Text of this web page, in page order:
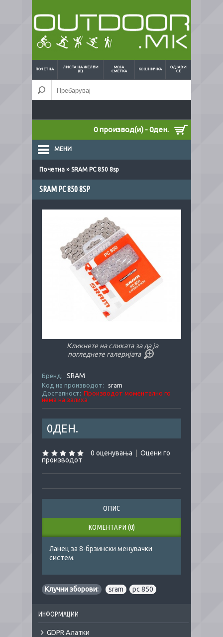
ПОЧЕТНА
ЛИСТА НА ЖЕЛБИ
(0)
МОЈА
СМЕТКА
КОШНИЧКА
ОДЈАВИ
СЕ
0 производ(и) - 0ден.
МЕНИ
Почетна » SRAM PC 850 8sp
SRAM PC 850 8SP
Кликнете на сликата за да ја
погледнете галеријата
Бренд: SRAM
Код на производот:
sram
Достапност: Производот моментално го
нема на залиха
0ДЕН.
0 оценувања
Оцени го
производот
ОПИС
КОМЕНТАРИ (0)
Ланец за 8-брзински менувачки
систем.
Клучни зборови: sram pc 850
ИНФОРМАЦИИ
GDPR Алатки